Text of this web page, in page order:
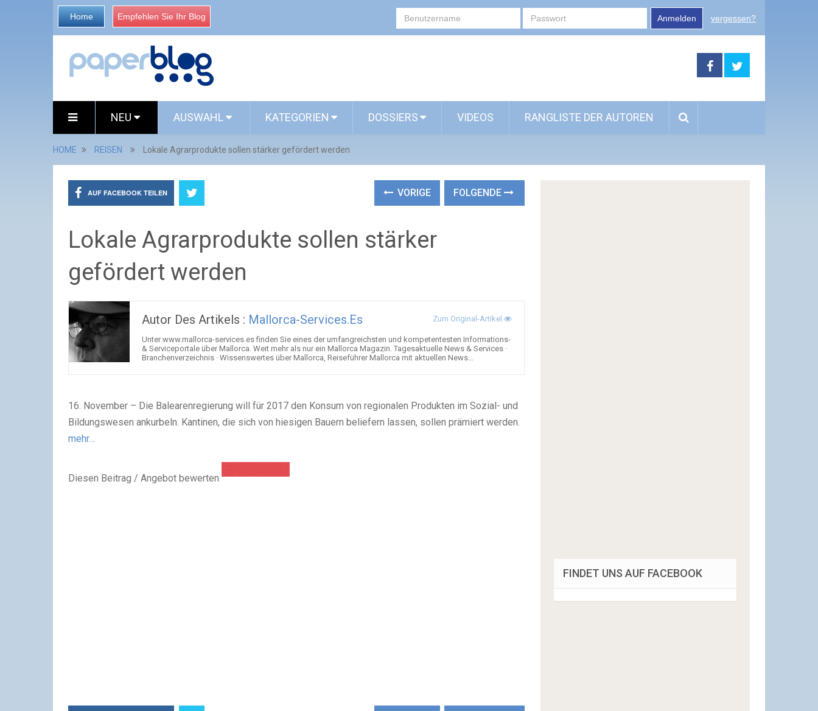
Home Empfehlen Sie Ihr Blog Anmelden vergessen?
NEU AUSWAHL KATEGORIEN DOSSIERS VIDEOS RANGLISTE DER AUTOREN
HOME REISEN Lokale Agrarprodukte sollen stärker gefördert werden
AUF FACEBOOK TEILEN VORIGE FOLGENDE
Lokale Agrarprodukte sollen stärker
gefördert werden
Autor Des Artikels : Mallorca-Services.es Zum Original-Artikel
Unter www.mallorca-services.es finden Sie eines der umfangreichsten und kompetentesten Informations-
& Serviceportale über Mallorca. Weit mehr als nur ein Mallorca Magazin. Tagesaktuelle News & Services ·
Branchenverzeichnis · Wissenswertes über Mallorca, Reiseführer Mallorca mit aktuellen News...
16. November – Die Balearenregierung will für 2017 den Konsum von regionalen Produkten im Sozial- und
Bildungswesen ankurbeln. Kantinen, die sich von hiesigen Bauern beliefern lassen, sollen prämiert werden.
mehr…
Diesen Beitrag / Angebot bewerten
FINDET UNS AUF FACEBOOK